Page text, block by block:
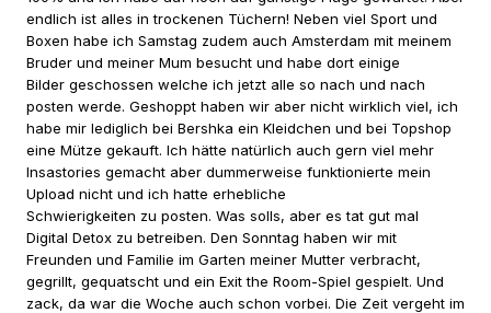
endlich ist alles in trockenen Tüchern! Neben viel Sport und
Boxen habe ich Samstag zudem auch Amsterdam mit meinem
Bruder und meiner Mum besucht und habe dort einige
Bilder geschossen welche ich jetzt alle so nach und nach
posten werde. Geshoppt haben wir aber nicht wirklich viel, ich
habe mir lediglich bei Bershka ein Kleidchen und bei Topshop
eine Mütze gekauft. Ich hätte natürlich auch gern viel mehr
Insastories gemacht aber dummerweise funktionierte mein
Upload nicht und ich hatte erhebliche
Schwierigkeiten zu posten. Was solls, aber es tat gut mal
Digital Detox zu betreiben. Den Sonntag haben wir mit
Freunden und Familie im Garten meiner Mutter verbracht,
gegrillt, gequatscht und ein Exit the Room-Spiel gespielt. Und
zack, da war die Woche auch schon vorbei. Die Zeit vergeht im